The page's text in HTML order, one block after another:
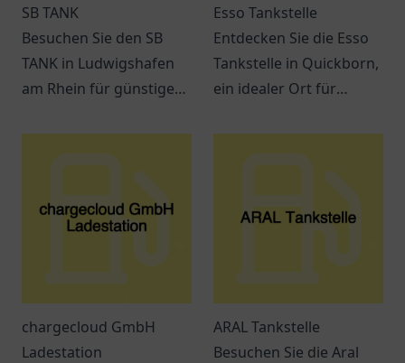
SB TANK
Besuchen Sie den SB
TANK in Ludwigshafen
am Rhein für günstige
einladenden Service.
Esso Tankstelle
Entdecken Sie die Esso
Tankstelle in Quickborn,
ein idealer Ort für
auf der E45.
chargecloud GmbH
Ladestation
ARAL Tankstelle
Besuchen Sie die Aral